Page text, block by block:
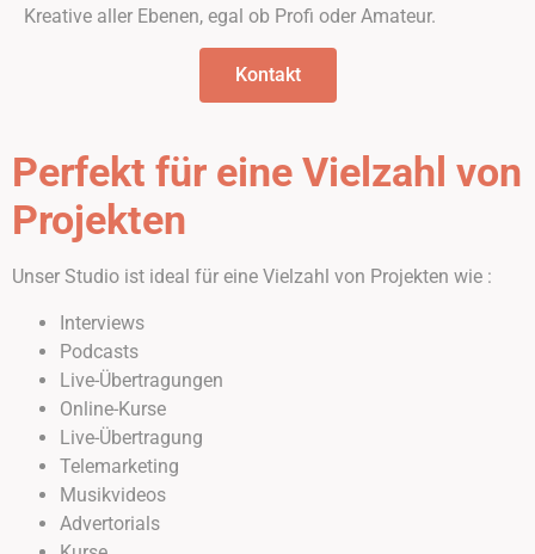
Kreative aller Ebenen, egal ob Profi oder Amateur.
Kontakt
Perfekt für eine Vielzahl von
Projekten
Unser Studio ist ideal für eine Vielzahl von Projekten wie :
Interviews
Podcasts
Live-Übertragungen
Online-Kurse
Live-Übertragung
Telemarketing
Musikvideos
Advertorials